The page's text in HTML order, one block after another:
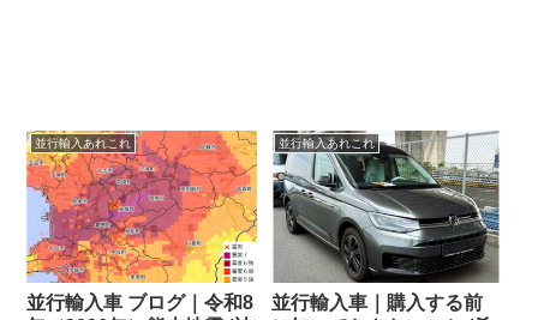
並行輸入あれこれ
並行輸入車 ブログ｜令和8
並行輸入あれこれ
並行輸入車｜購入する前